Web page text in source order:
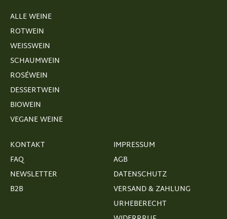
ALLE WEINE
ROTWEIN
WEISSWEIN
SCHAUMWEIN
ROSÉWEIN
DESSERTWEIN
BIOWEIN
VEGANE WEINE
KONTAKT
FAQ
NEWSLETTER
B2B
IMPRESSUM
AGB
DATENSCHUTZ
VERSAND & ZAHLUNG
URHEBERECHT